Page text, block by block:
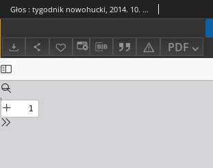
PDF
Głos : tygodnik nowohucki, 2014. 10. 31, nr 44